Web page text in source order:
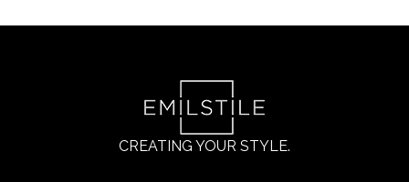
CREATING YOUR STYLE.